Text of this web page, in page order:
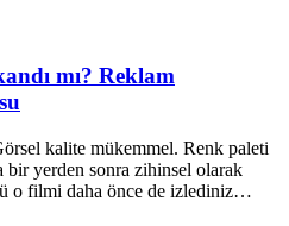
mı? Reklam
kalite mükemmel. Renk paleti
bir yerden sonra zihinsel olarak
o filmi daha önce de izlediniz…